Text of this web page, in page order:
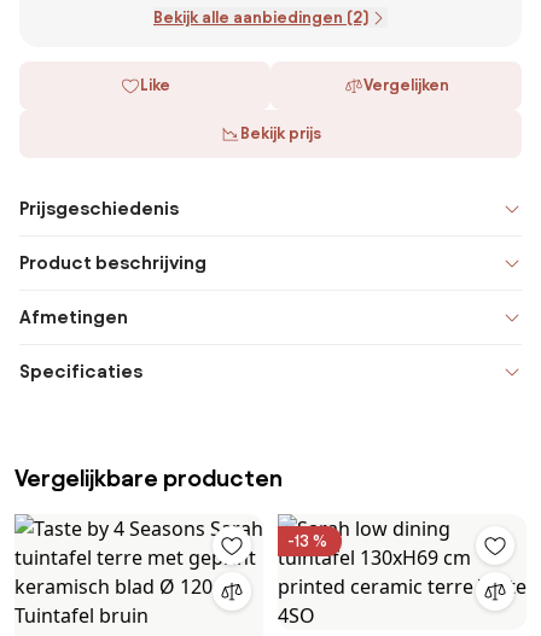
Bekijk alle aanbiedingen (2)
Like Vergelijken
Bekijk prijs
Prijsgeschiedenis
Product beschrijving
Afmetingen
Specificaties
Vergelijkbare producten
-13 %